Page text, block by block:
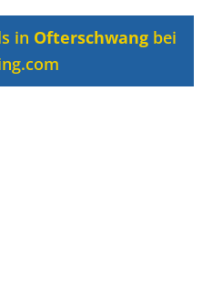
in Ofterschwang bei